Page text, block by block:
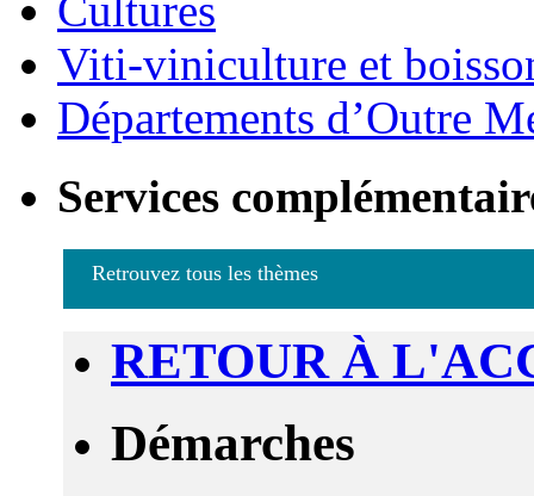
Viti-viniculture et
Départements d’Outre
Services
Retrouvez tous les thèmes
RETOUR À
Démarches